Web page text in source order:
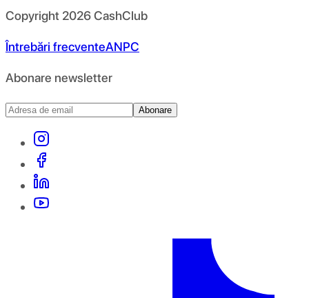
Copyright 2026CashClub
Întrebări frecventeANPC
Abonare newsletter
Abonare